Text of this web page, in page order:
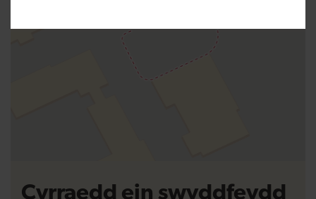
Cyrraedd ein swyddfeydd